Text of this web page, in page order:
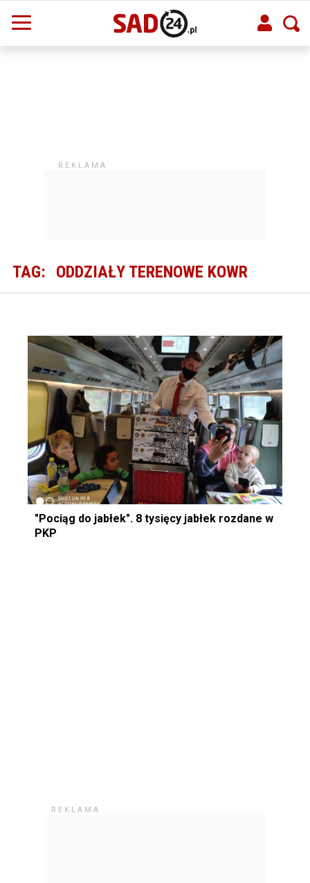
TAG: ODDZIAŁY TERENOWE KOWR
"Pociąg do jabłek". 8 tysięcy jabłek rozdane w
PKP